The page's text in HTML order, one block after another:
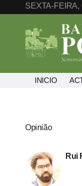
SEXTA-FEIRA,
INICIO
Opinião
Rui